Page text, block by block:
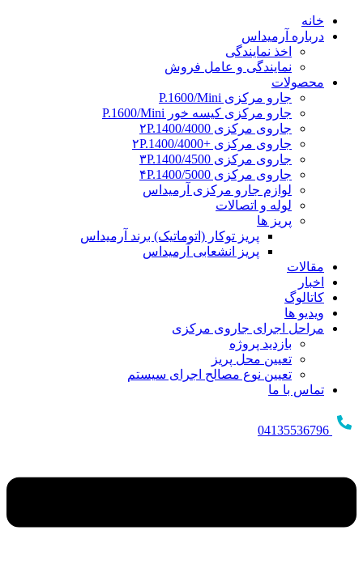
خانه
درباره آرمیداس
اخذ نمایندگی
نمایندگی و عامل فروش
محصولات
جارو مرکزی P.1600/Mini
جارو مرکزی کیسه خور P.1600/Mini
جاروی مرکزی ۲P.1400/4000
جاروی مرکزی +۲P.1400/4000
جاروی مرکزی ۳P.1400/4500
جاروی مرکزی ۴P.1400/5000
لوازم جارو مرکزی آرمیداس
لوله و اتصالات
پریز ها
پریز توکار (اتوماتیک) برند آرمیداس
پریز انشعابی آرمیداس
مقالات
اخبار
کاتالوگ
ویدیو ها
مراحل اجرای جاروی مرکزی
بازدید پروژه
تعیین محل پریز
تعیین نوع مصالح اجرای سیستم
تماس با ما
04135536796